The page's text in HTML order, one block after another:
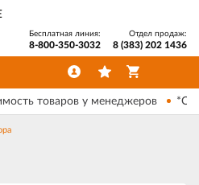
Бесплатная линия:
8-800-350-3032
Отдел продаж:
8 (383) 202 1436
товаров у менеджеров